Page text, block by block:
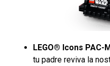
LEGO® Icons PAC-
tu padre reviva la